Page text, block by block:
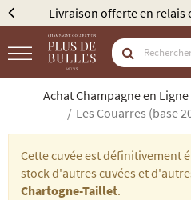
colis dès 300€ (France)
Achat Champagne en Ligne
Les Couarres (base
Cette cuvée est définitivement
stock d'autres cuvées et
Chartogne-Taillet.